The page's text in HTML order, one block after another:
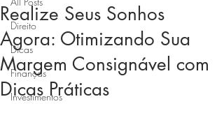
Direito
Dicas
Finanças
Investimentos
Realize Seus Sonhos
Agora: Otimizando Sua
Margem Consignável com
Dicas Práticas